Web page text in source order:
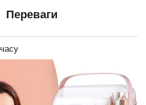
Переваги